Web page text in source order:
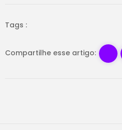
Tags :
Compartilhe esse artigo: